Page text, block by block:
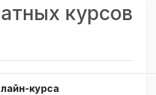
курсов
курса